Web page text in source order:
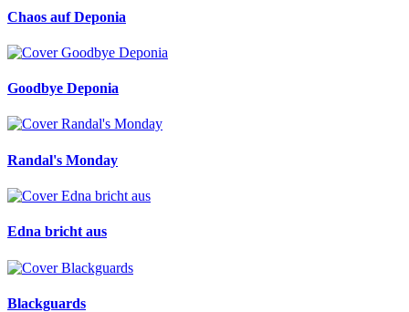
Chaos auf Deponia
Goodbye Deponia
Randal's Monday
Edna bricht aus
Blackguards